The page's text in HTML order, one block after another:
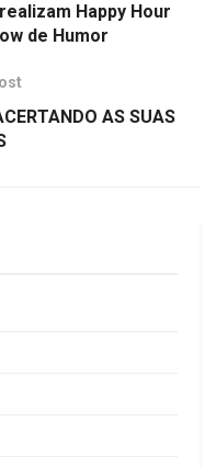
Happy Hour
de Humor
AS SUAS